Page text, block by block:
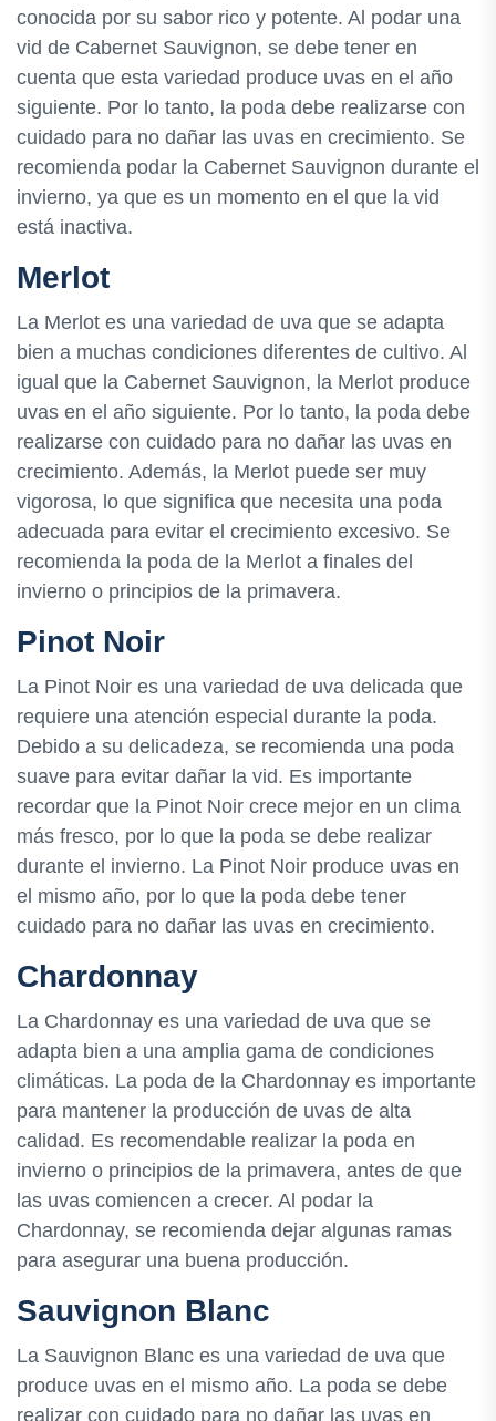
conocida por su sabor rico y potente. Al podar una
vid de Cabernet Sauvignon, se debe tener en
cuenta que esta variedad produce uvas en el año
siguiente. Por lo tanto, la poda debe realizarse con
cuidado para no dañar las uvas en crecimiento. Se
recomienda podar la Cabernet Sauvignon durante el
invierno, ya que es un momento en el que la vid
está inactiva.
Merlot
La Merlot es una variedad de uva que se adapta
bien a muchas condiciones diferentes de cultivo. Al
igual que la Cabernet Sauvignon, la Merlot produce
uvas en el año siguiente. Por lo tanto, la poda debe
realizarse con cuidado para no dañar las uvas en
crecimiento. Además, la Merlot puede ser muy
vigorosa, lo que significa que necesita una poda
adecuada para evitar el crecimiento excesivo. Se
recomienda la poda de la Merlot a finales del
invierno o principios de la primavera.
Pinot Noir
La Pinot Noir es una variedad de uva delicada que
requiere una atención especial durante la poda.
Debido a su delicadeza, se recomienda una poda
suave para evitar dañar la vid. Es importante
recordar que la Pinot Noir crece mejor en un clima
más fresco, por lo que la poda se debe realizar
durante el invierno. La Pinot Noir produce uvas en
el mismo año, por lo que la poda debe tener
cuidado para no dañar las uvas en crecimiento.
Chardonnay
La Chardonnay es una variedad de uva que se
adapta bien a una amplia gama de condiciones
climáticas. La poda de la Chardonnay es importante
para mantener la producción de uvas de alta
calidad. Es recomendable realizar la poda en
invierno o principios de la primavera, antes de que
las uvas comiencen a crecer. Al podar la
Chardonnay, se recomienda dejar algunas ramas
para asegurar una buena producción.
Sauvignon Blanc
La Sauvignon Blanc es una variedad de uva que
produce uvas en el mismo año. La poda se debe
realizar con cuidado para no dañar las uvas en